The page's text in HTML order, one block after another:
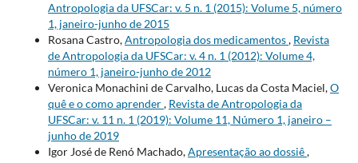
Antropologia da UFSCar: v. 5 n. 1 (2015): Volume 5, número
1, janeiro-junho de 2015
Rosana Castro,Antropologia dos medicamentos, Revista
de Antropologia da UFSCar: v. 4 n. 1 (2012): Volume 4,
número 1, janeiro-junho de 2012
Veronica Monachini de Carvalho, Lucas da Costa Maciel,O
quê e o como aprender, Revista de Antropologia da
UFSCar: v. 11 n. 1 (2019): Volume 11, Número 1, janeiro –
junho de 2019
Igor José de Renó Machado,Apresentação ao dossiê,